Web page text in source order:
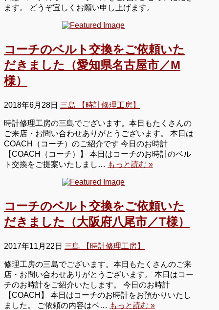
ます。 どうぞ宜しくお願い申し上げます。
コーチのベルト交換をご依頼いた
だきました（愛知県名古屋市／M
様）
2018年6月28日 三島 【時計修理工房】
時計修理工房の三島でございます。本日もたくさんの
ご来店・お問い合わせありがとうございます。 本日は
COACH（コーチ）のご紹介です 今日のお時計
【COACH（コーチ）】 本日はコーチのお時計のベル
ト交換をご提案いたしまし… もっと読む »
コーチのベルト交換をご依頼いた
だきました（大阪府八尾市／T様）
2017年11月22日 三島 【時計修理工房】
修理工房の三島でございます。本日もたくさんのご来
店・お問い合わせありがとうございます。 本日はコー
チのお時計をご紹介いたします。 今日のお時計
【COACH】 本日はコーチのお時計をお預かりいたし
ました。 ご依頼の内容はベ… もっと読む »